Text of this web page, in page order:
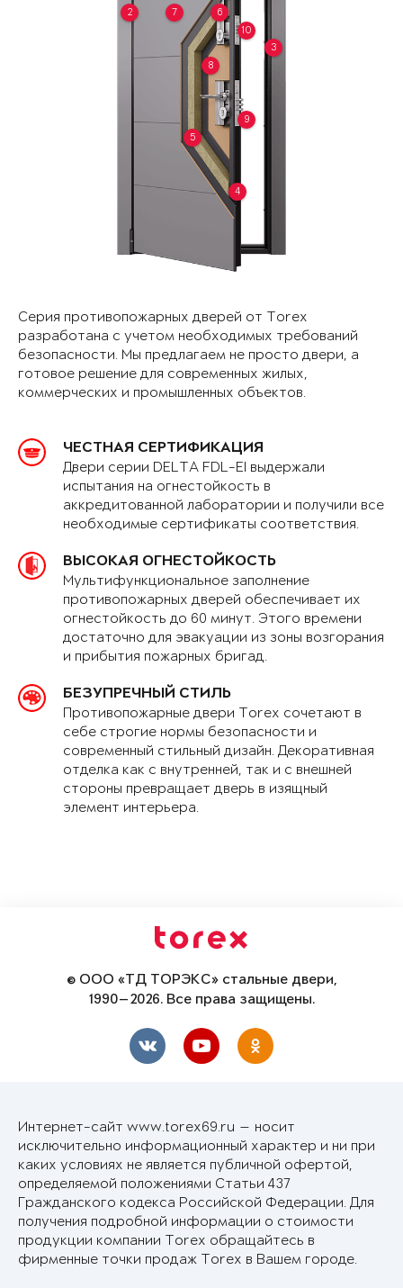
2
3
4
5
6
7
8
9
10
Серия противопожарных дверей от Torex
разработана с учетом необходимых требований
безопасности. Мы предлагаем не просто двери, а
готовое решение для современных жилых,
коммерческих и промышленных объектов.
ЧЕСТНАЯ СЕРТИФИКАЦИЯ
Двери серии DELTA FDL-EI выдержали
испытания на огнестойкость в
аккредитованной лаборатории и получили все
необходимые сертификаты соответствия.
ВЫСОКАЯ ОГНЕСТОЙКОСТЬ
Мультифункциональное заполнение
противопожарных дверей обеспечивает их
огнестойкость до 60 минут. Этого времени
достаточно для эвакуации из зоны возгорания
и прибытия пожарных бригад.
БЕЗУПРЕЧНЫЙ СТИЛЬ
Противопожарные двери Torex сочетают в
себе строгие нормы безопасности и
современный стильный дизайн. Декоративная
отделка как с внутренней, так и с внешней
стороны превращает дверь в изящный
элемент интерьера.
© ООО «ТД ТОРЭКС» стальные двери,
1990—2026. Все права защищены.
Интернет-сайт www.torex69.ru — носит
исключительно информационный характер и ни при
каких условиях не является публичной офертой,
определяемой положениями Статьи 437
Гражданского кодекса Российской Федерации. Для
получения подробной информации о стоимости
продукции компании Torex обращайтесь в
фирменные точки продаж Torex в Вашем городе.